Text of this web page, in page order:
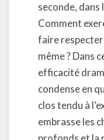
seconde, dans
Comment
faire respecter
même ? Dans
efficacité
condense en
clos tendu à
embrasse les